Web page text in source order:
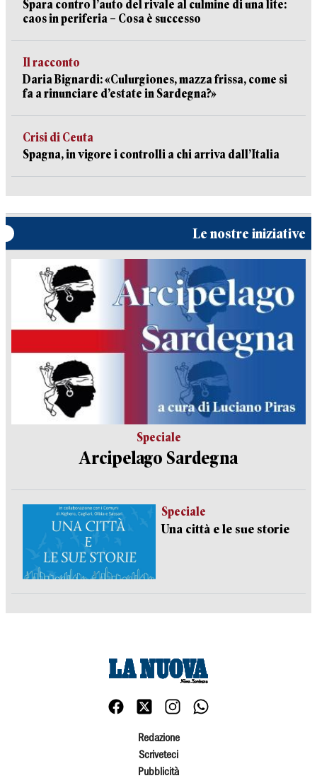
Spara contro l’auto del rivale al culmine di una lite:
caos in periferia – Cosa è successo
Il racconto
Daria Bignardi: «Culurgiones, mazza frissa, come si
fa a rinunciare d’estate in Sardegna?»
Crisi di Ceuta
Spagna, in vigore i controlli a chi arriva dall’Italia
Le nostre iniziative
Speciale
Arcipelago Sardegna
Speciale
Una città e le sue storie
Redazione
Scriveteci
Pubblicità